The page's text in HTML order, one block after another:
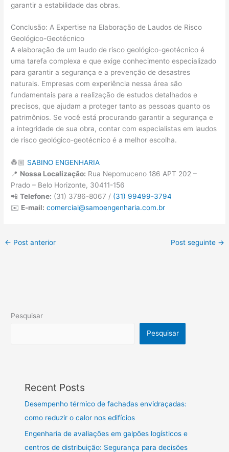
garantir a estabilidade das obras.
Conclusão: A Expertise na Elaboração de Laudos de Risco
Geológico-Geotécnico
A elaboração de um laudo de risco geológico-geotécnico é
uma tarefa complexa e que exige conhecimento especializado
para garantir a segurança e a prevenção de desastres
naturais. Empresas com experiência nessa área são
fundamentais para a realização de estudos detalhados e
precisos, que ajudam a proteger tanto as pessoas quanto os
patrimônios. Se você está procurando garantir a segurança e
a integridade de sua obra, contar com especialistas em laudos
de risco geológico-geotécnico é a melhor escolha.
👷🏼 SABINO ENGENHARIA
📍 Nossa Localização: Rua Nepomuceno 186 APT 202 –
Prado – Belo Horizonte, 30411-156
📲Telefone: (31) 3786-8067 / (31) 99499-3794
✉️ E-mail: comercial@samoengenharia.com.br
← Post anterior Post seguinte →
Pesquisar
Pesquisar
Recent Posts
Desempenho térmico de fachadas envidraçadas:
como reduzir o calor nos edifícios
Engenharia de avaliações em galpões logísticos e
centros de distribuição: Segurança para decisões